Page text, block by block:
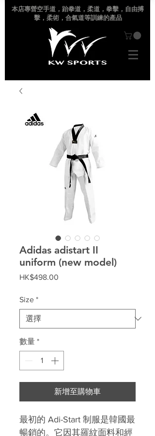
本店專營空手道 ，跆拳道，柔道，拳擊，自由搏
擊，柔術，合氣道等訓練的產品
Adidas adistart II
uniform (new model)
HK$498.00
Size *
數量 *
新增至購物車
最初的 Adi-Start 制服是韓國最
暢銷的。它因其羅紋面料和經